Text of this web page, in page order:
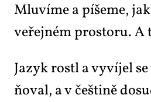
Mlu­ví­me a pí­še­me,
ve­řej­ném pro­sto­ru. A
Ja­zyk ros­tl a vy­ví­jel
ňo­val, a v češ­ti­ně